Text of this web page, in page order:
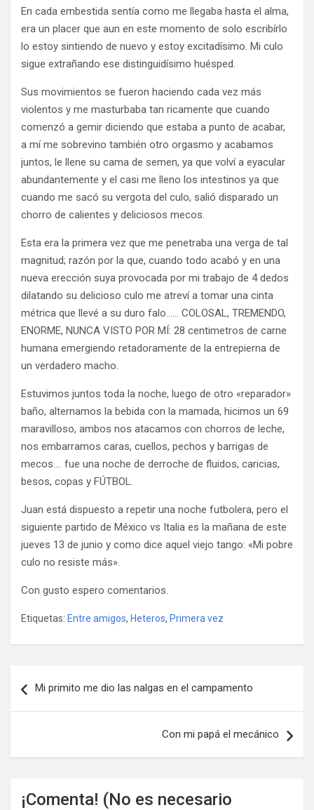
En cada embestida sentía como me llegaba hasta el alma,
era un placer que aun en este momento de solo escribírlo
lo estoy sintiendo de nuevo y estoy excitadísimo. Mi culo
sigue extrañando ese distinguidísimo huésped.
Sus movimientos se fueron haciendo cada vez más
violentos y me masturbaba tan ricamente que cuando
comenzó a gemir diciendo que estaba a punto de acabar,
a mí me sobrevino también otro orgasmo y acabamos
juntos, le llene su cama de semen, ya que volví a eyacular
abundantemente y el casi me lleno los intestinos ya que
cuando me sacó su vergota del culo, salió disparado un
chorro de calientes y deliciosos mecos.
Esta era la primera vez que me penetraba una verga de tal
magnitud; razón por la que, cuando todo acabó y en una
nueva erección suya provocada por mi trabajo de 4 dedos
dilatando su delicioso culo me atreví a tomar una cinta
métrica que llevé a su duro falo…… COLOSAL, TREMENDO,
ENORME, NUNCA VISTO POR MÍ: 28 centimetros de carne
humana emergiendo retadoramente de la entrepierna de
un verdadero macho.
Estuvimos juntos toda la noche, luego de otro «reparador»
baño, alternamos la bebida con la mamada, hicimos un 69
maravilloso, ambos nos atacamos con chorros de leche,
nos embarramos caras, cuellos, pechos y barrigas de
mecos…. fue una noche de derroche de fluidos, caricias,
besos, copas y FÚTBOL.
Juan está dispuesto a repetir una noche futbolera, pero el
siguiente partido de México vs Italia es la mañana de este
jueves 13 de junio y como dice aquel viejo tango: «Mi pobre
culo no resiste más».
Con gusto espero comentarios.
Etiquetas: Entre amigos, Heteros, Primera vez
de
Mi primito me dio las nalgas en el campamento
Con mi papá el mecánico
¡Comenta! (No es necesario